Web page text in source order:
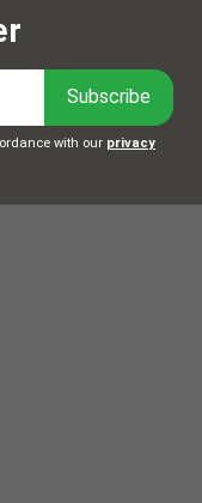
Subscribe
with our privacy